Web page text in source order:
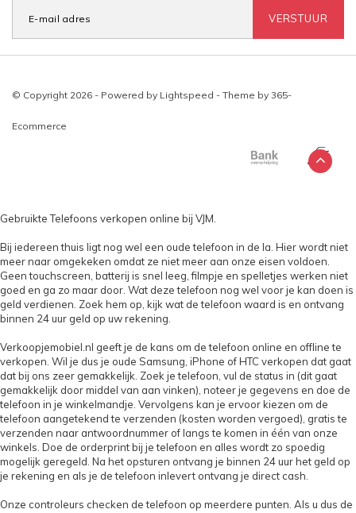
VERSTUUR
© Copyright 2026 - Powered by Lightspeed - Theme by 365-
Ecommerce
Gebruikte Telefoons verkopen online bij VJM.
Bij iedereen thuis ligt nog wel een oude telefoon in de la. Hier wordt niet
meer naar omgekeken omdat ze niet meer aan onze eisen voldoen.
Geen touchscreen, batterij is snel leeg, filmpje en spelletjes werken niet
goed en ga zo maar door. Wat deze telefoon nog wel voor je kan doen is
geld verdienen. Zoek hem op, kijk wat de telefoon waard is en ontvang
binnen 24 uur geld op uw rekening.
Verkoopjemobiel.nl geeft je de kans om de telefoon online en offline te
verkopen. Wil je dus je oude Samsung, iPhone of HTC verkopen dat gaat
dat bij ons zeer gemakkelijk. Zoek je telefoon, vul de status in (dit gaat
gemakkelijk door middel van aan vinken), noteer je gegevens en doe de
telefoon in je winkelmandje. Vervolgens kan je ervoor kiezen om de
telefoon aangetekend te verzenden (kosten worden vergoed), gratis te
verzenden naar antwoordnummer of langs te komen in één van onze
winkels. Doe de orderprint bij je telefoon en alles wordt zo spoedig
mogelijk geregeld. Na het opsturen ontvang je binnen 24 uur het geld op
je rekening en als je de telefoon inlevert ontvang je direct cash.
Onze controleurs checken de telefoon op meerdere punten. Als u dus de